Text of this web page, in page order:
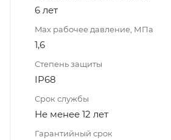
6 лет
Max рабочее давление, МПа
1,6
Степень защиты
IP68
Срок службы
Не менее 12 лет
Гарантийный срок